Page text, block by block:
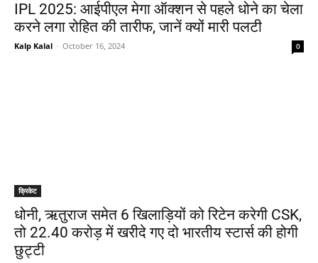
IPL 2025: आईपीएल मेगा ऑक्शन से पहले धोने का चेला
करने लगा रोहित की तारीफ, जानें क्यों मारी पलटी
Kalp Kalal - October 16, 2024 0
क्रिकेट
धोनी, ऋतुराज समेत 6 खिलाड़ियों को रिटेन करेगी CSK,
तो 22.40 करोड़ में खरीदे गए दो भारतीय स्टार्स की होगी
छुट्टी